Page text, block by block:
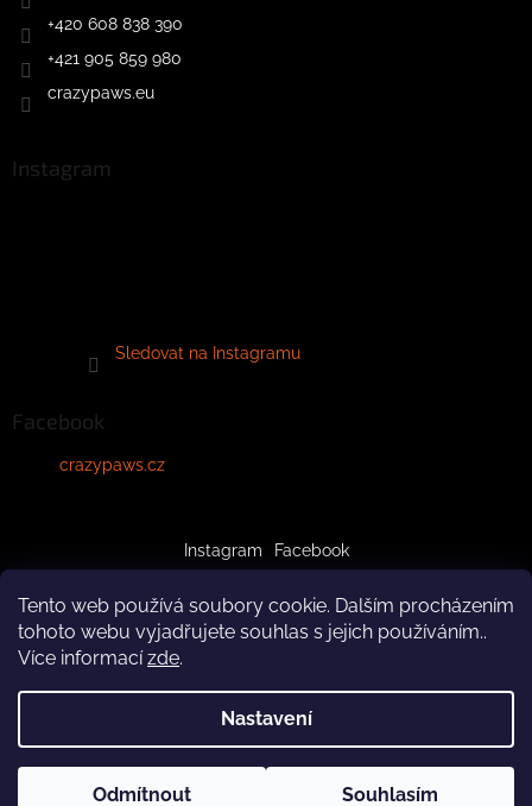
Tento web používá soubory cookie. Dalším procházením
tohoto webu vyjadřujete souhlas s jejich používáním..
Více informacízde.
Nastavení
Odmítnout Souhlasím
+420 608 838 390
+421 905 859 980
crazypaws.eu
Instagram
Sledovat na Instagramu
Facebook
crazypaws.cz
Instagram Facebook
crazypaws.cz
Upravit nastavení cookies